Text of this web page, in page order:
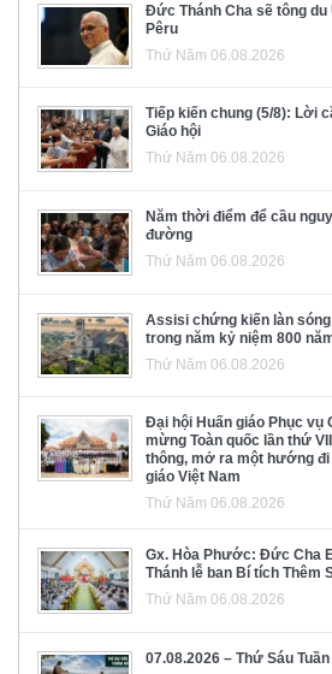
Đức Thánh Cha sẽ tông du
Pêru
Thứ Năm 06.08.2026
Tiếp kiến chung (5/8): Lời
Giáo hội
Thứ Năm 06.08.2026
Năm thời điểm để cầu
đường
Thứ Năm 06.08.2026
Assisi chứng kiến làn
trong năm kỷ niệm 800
Thứ Năm 06.08.2026
Đại hội Huấn giáo Phục vụ
mừng Toàn quốc lần thứ
thông, mở ra một hướng
giáo Việt Nam
Thứ Năm 06.08.2026
Gx. Hòa Phước: Đức Cha
Thánh lễ ban Bí tích Thêm
Thứ Năm 06.08.2026
07.08.2026 – Thứ Sáu